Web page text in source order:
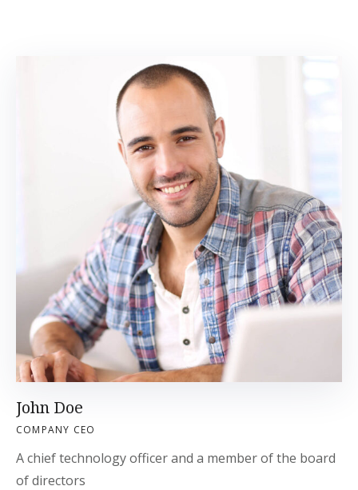
John Doe
COMPANY CEO
A chief technology officer and a member of the board
of directors